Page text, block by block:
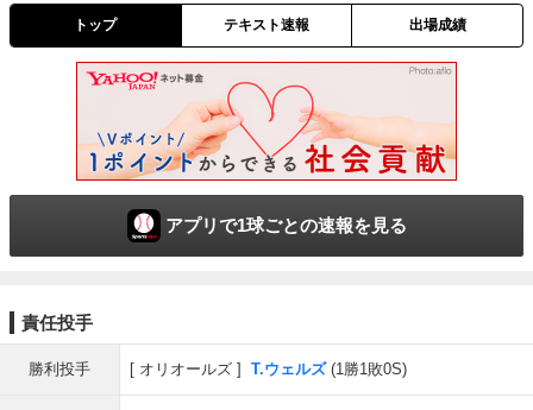
トップ テキスト速報 出場成績
アプリで1球ごとの速報を見る
責任投手
勝利投手 オリオールズ T.ウェルズ(1勝1敗0S)